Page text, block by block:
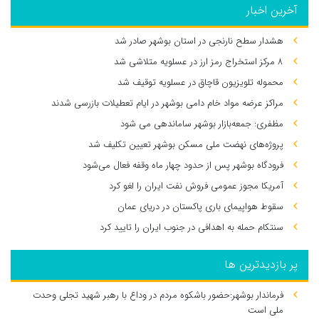
آخرین اخبار
هشدار سطح نارنجی در استان بوشهر صادر شد
۸ مرکز استخراج رمز ارز در عسلویه متلاشی شد
محموله تلویزیون قاچاق در عسلویه توقیف شد
مراکز عرضه مواد خام دامی بوشهر در ایام تعطیلات بازرسی شدند
مظفری: جمعه‌بازار بوشهر ساماندهی می‌ شود
پروژه‌های نهضت ملی مسکن بوشهر تعیین تکلیف شد
فرودگاه بوشهر پس از حدود چهار ماه وقفه فعال می‌شود
آمریکا مجوز عمومی فروش نفت ایران را لغو کرد
سقوط هواپیمای باری پاکستان در دریای عمان
سنتکام حمله به اهدافی در جنوب ایران را تایید کرد
پر بازدیدترین ها
فرماندار بوشهر:حضور باشکوه مردم در وداع با رهبر شهید تجلی وحدت
ملی است